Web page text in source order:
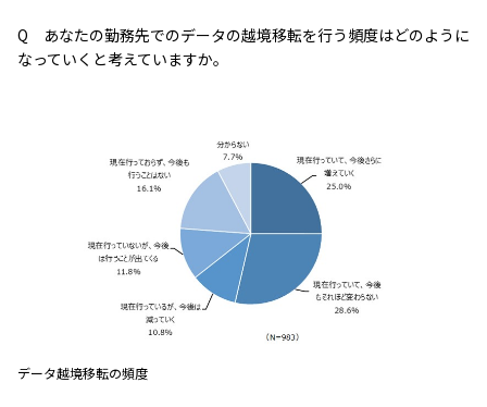
Q あなたの勤務先でのデータの越境移転を行う頻度はどのように
なっていくと考えていますか。
データ越境移転の頻度